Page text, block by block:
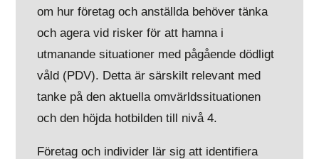
om hur företag och anställda behöver tänka
och agera vid risker för att hamna i
utmanande situationer med pågående dödligt
våld (PDV). Detta är särskilt relevant med
tanke på den aktuella omvärldssituationen
och den höjda hotbilden till nivå 4.
Företag och individer lär sig att identifiera